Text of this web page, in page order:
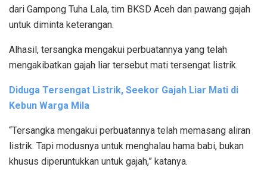
dari Gampong Tuha Lala, tim BKSD Aceh dan pawang gajah
untuk diminta keterangan.
Alhasil, tersangka mengakui perbuatannya yang telah
mengakibatkan gajah liar tersebut mati tersengat listrik.
Diduga Tersengat Listrik, Seekor Gajah Liar Mati di
Kebun Warga Mila
“Tersangka mengakui perbuatannya telah memasang aliran
listrik. Tapi modusnya untuk menghalau hama babi, bukan
khusus diperuntukkan untuk gajah,” katanya.